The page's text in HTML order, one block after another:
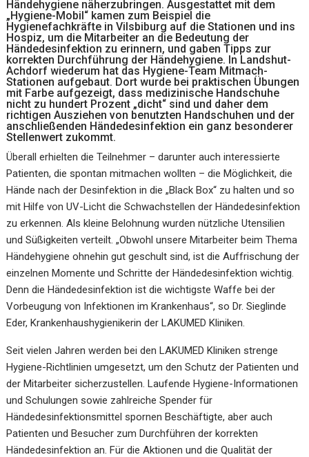
Händehygiene näherzubringen. Ausgestattet mit dem
„Hygiene-Mobil“ kamen zum Beispiel die
Hygienefachkräfte in Vilsbiburg auf die Stationen und ins
Hospiz, um die Mitarbeiter an die Bedeutung der
Händedesinfektion zu erinnern, und gaben Tipps zur
korrekten Durchführung der Händehygiene. In Landshut-
Achdorf wiederum hat das Hygiene-Team Mitmach-
Stationen aufgebaut. Dort wurde bei praktischen Übungen
mit Farbe aufgezeigt, dass medizinische Handschuhe
nicht zu hundert Prozent „dicht“ sind und daher dem
richtigen Ausziehen von benutzten Handschuhen und der
anschließenden Händedesinfektion ein ganz besonderer
Stellenwert zukommt.
Überall erhielten die Teilnehmer – darunter auch interessierte
Patienten, die spontan mitmachen wollten – die Möglichkeit, die
Hände nach der Desinfektion in die „Black Box“ zu halten und so
mit Hilfe von UV-Licht die Schwachstellen der Händedesinfektion
zu erkennen. Als kleine Belohnung wurden nützliche Utensilien
und Süßigkeiten verteilt. „Obwohl unsere Mitarbeiter beim Thema
Händehygiene ohnehin gut geschult sind, ist die Auffrischung der
einzelnen Momente und Schritte der Händedesinfektion wichtig.
Denn die Händedesinfektion ist die wichtigste Waffe bei der
Vorbeugung von Infektionen im Krankenhaus“, so Dr. Sieglinde
Eder, Krankenhaushygienikerin der LAKUMED Kliniken.
Seit vielen Jahren werden bei den LAKUMED Kliniken strenge
Hygiene-Richtlinien umgesetzt, um den Schutz der Patienten und
der Mitarbeiter sicherzustellen. Laufende Hygiene-Informationen
und Schulungen sowie zahlreiche Spender für
Händedesinfektionsmittel spornen Beschäftigte, aber auch
Patienten und Besucher zum Durchführen der korrekten
Händedesinfektion an. Für die Aktionen und die Qualität der